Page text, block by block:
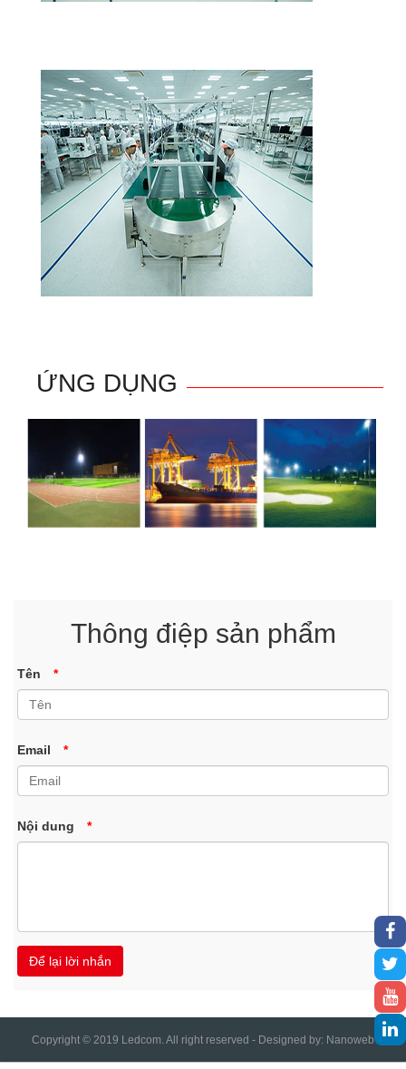
ỨNG DỤNG
Thông điệp sản phẩm
Tên *
Email *
Nội dung *
Copyright © 2019 Ledcom. All right reserved - Designed by: Nanoweb